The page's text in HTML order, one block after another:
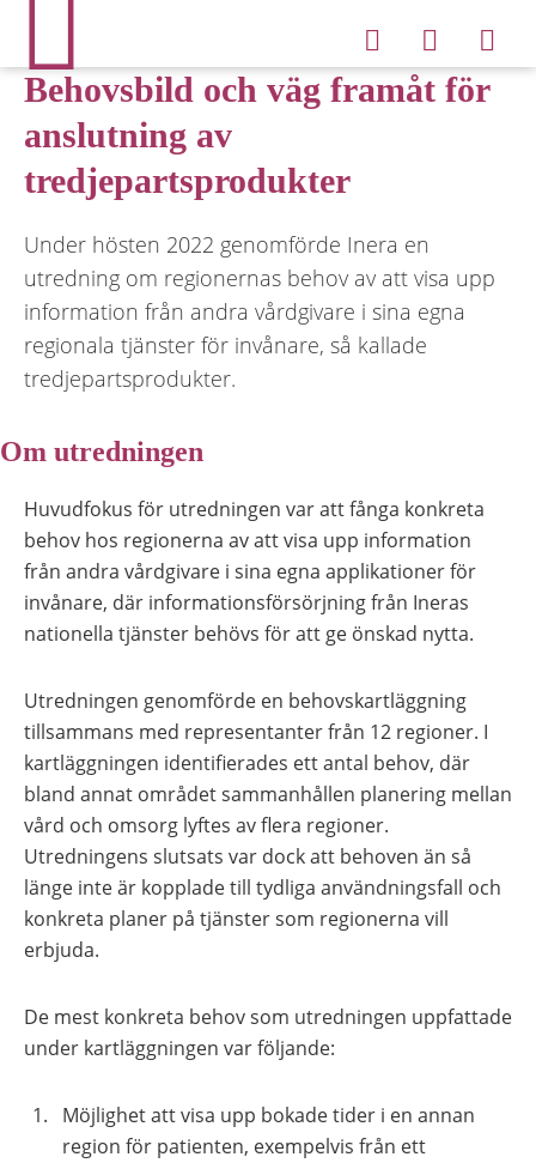
Behovsbild och väg framåt för
anslutning av
tredjepartsprodukter
Under hösten 2022 genomförde Inera en
utredning om regionernas behov av att visa upp
information från andra vårdgivare i sina egna
regionala tjänster för invånare, så kallade
tredjepartsprodukter.
Om utredningen
Huvudfokus för utredningen var att fånga konkreta
behov hos regionerna av att visa upp information
från andra vårdgivare i sina egna applikationer för
invånare, där informationsförsörjning från Ineras
nationella tjänster behövs för att ge önskad nytta.
Utredningen genomförde en behovskartläggning
tillsammans med representanter från 12 regioner. I
kartläggningen identifierades ett antal behov, där
bland annat området sammanhållen planering mellan
vård och omsorg lyftes av flera regioner.
Utredningens slutsats var dock att behoven än så
länge inte är kopplade till tydliga användningsfall och
konkreta planer på tjänster som regionerna vill
erbjuda.
De mest konkreta behov som utredningen uppfattade
under kartläggningen var följande:
Möjlighet att visa upp bokade tider i en annan
region för patienten, exempelvis från ett